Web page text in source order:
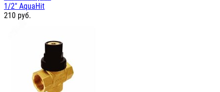
1/2" AquaHit
210 руб.